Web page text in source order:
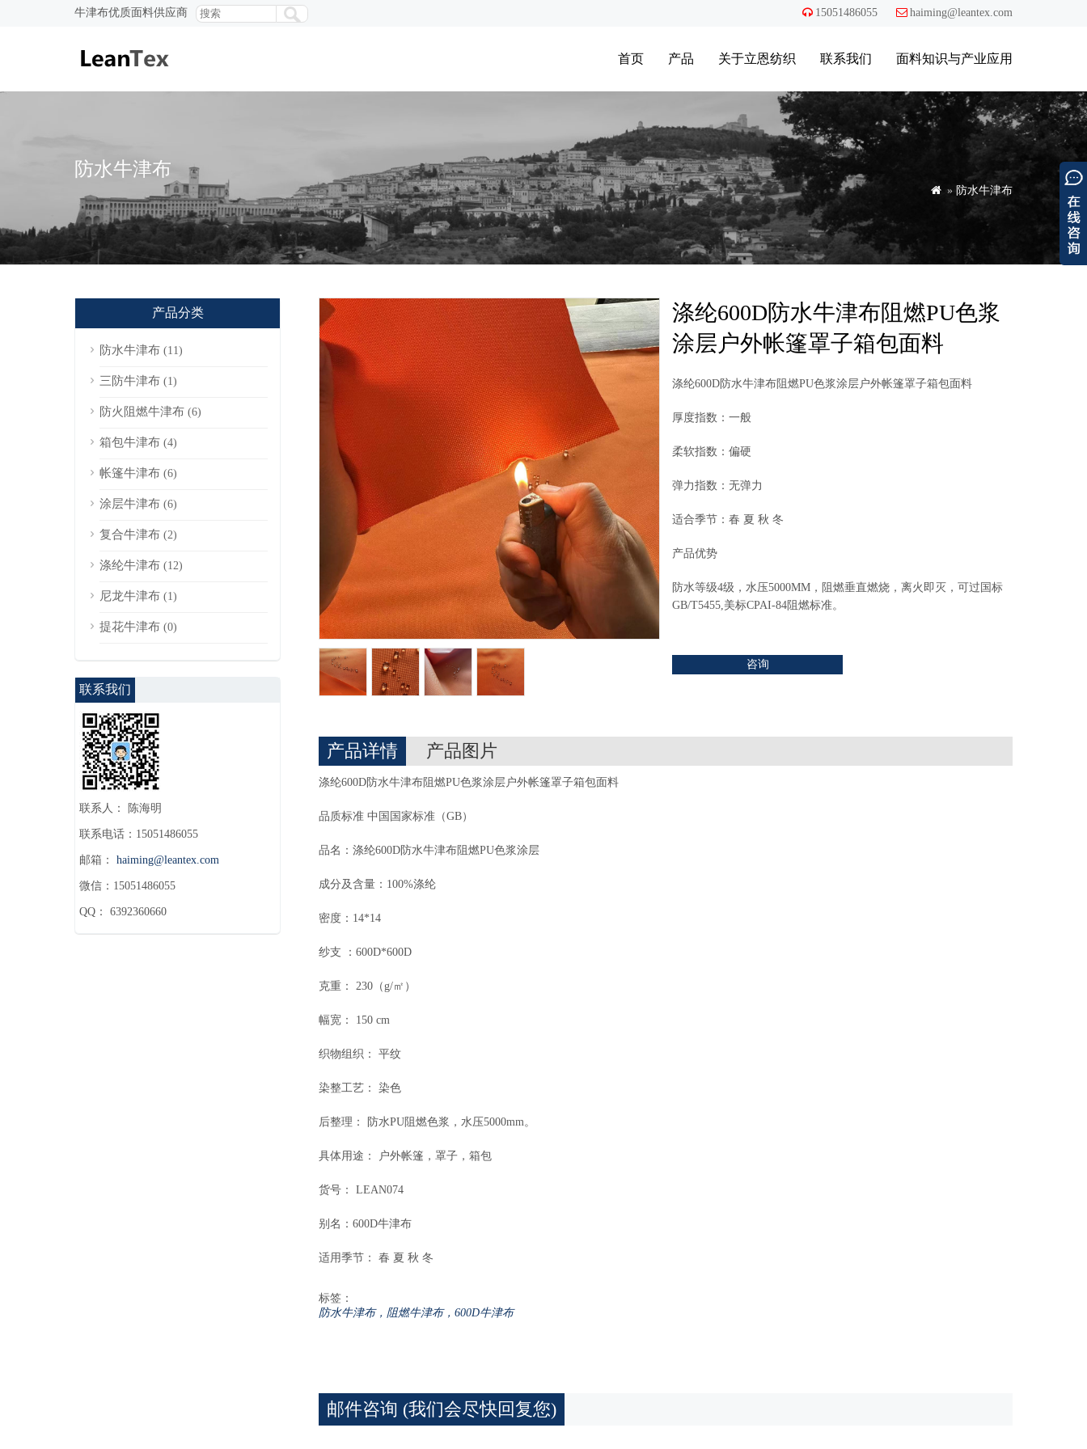
牛津布优质面料供应商  15051486055  haiming@leantex.com
首页 产品 关于立恩纺织 联系我们 面料知识与产业应用
防水牛津布
 » 防水牛津布
涤纶600D防水牛津布阻燃PU色浆
涂层户外帐篷罩子箱包面料
涤纶600D防水牛津布阻燃PU色浆涂层户外帐篷罩子箱包面料
厚度指数：一般
柔软指数：偏硬
弹力指数：无弹力
适合季节：春 夏 秋 冬
产品优势
防水等级4级，水压5000MM，阻燃垂直燃烧，离火即灭，可过国标
GB/T5455,美标CPAI-84阻燃标准。
咨询
产品详情 产品图片
涤纶600D防水牛津布阻燃PU色浆涂层户外帐篷罩子箱包面料
品质标准 中国国家标准（GB）
品名：涤纶600D防水牛津布阻燃PU色浆涂层
成分及含量：100%涤纶
密度：14*14
纱支 ：600D*600D
克重： 230（g/㎡）
幅宽： 150 cm
织物组织： 平纹
染整工艺： 染色
后整理： 防水PU阻燃色浆，水压5000mm。
具体用途： 户外帐篷，罩子，箱包
货号： LEAN074
别名：600D牛津布
适用季节： 春 夏 秋 冬
标签：
防水牛津布，阻燃牛津布，600D牛津布
邮件咨询 (我们会尽快回复您)
产品分类
防水牛津布 (11)
三防牛津布 (1)
防火阻燃牛津布 (6)
箱包牛津布 (4)
帐篷牛津布 (6)
涂层牛津布 (6)
复合牛津布 (2)
涤纶牛津布 (12)
尼龙牛津布 (1)
提花牛津布 (0)
联系我们
联系人： 陈海明
联系电话：15051486055
邮箱： haiming@leantex.com
微信：15051486055
QQ： 6392360660